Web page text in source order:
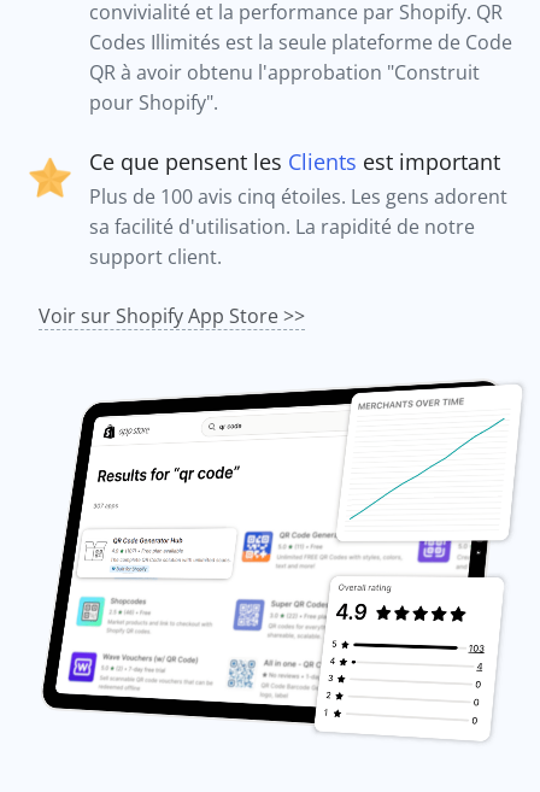
convivialité et la performance par Shopify. QR
Codes Illimités est la seule plateforme de Code
QR à avoir obtenu l'approbation "Construit
pour Shopify".
Ce que pensent les Clients est important
Plus de 100 avis cinq étoiles. Les gens adorent
sa facilité d'utilisation. La rapidité de notre
support client.
Voir sur Shopify App Store >>